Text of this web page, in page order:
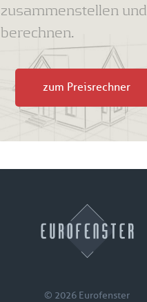
zusammenstellen und
berechnen.
zum Preisrechner
© 2026 Eurofenster